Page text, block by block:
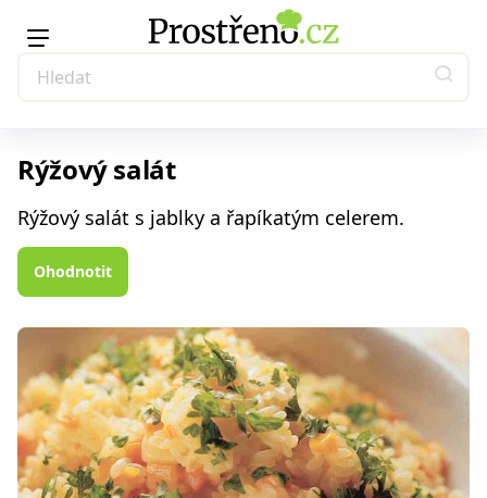
Rýžový salát
Rýžový salát s jablky a řapíkatým celerem.
Ohodnotit